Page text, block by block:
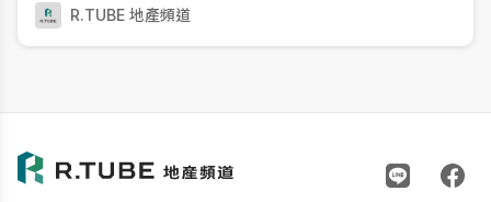
相比，尖山重劃區最大的優勢是總價較低、住宅環境更新、公
R.TUBE 地產頻道